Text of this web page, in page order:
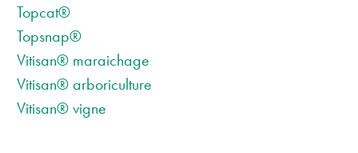
Topcat®
Topsnap®
Vitisan® maraichage
Vitisan® arboriculture
Vitisan® vigne